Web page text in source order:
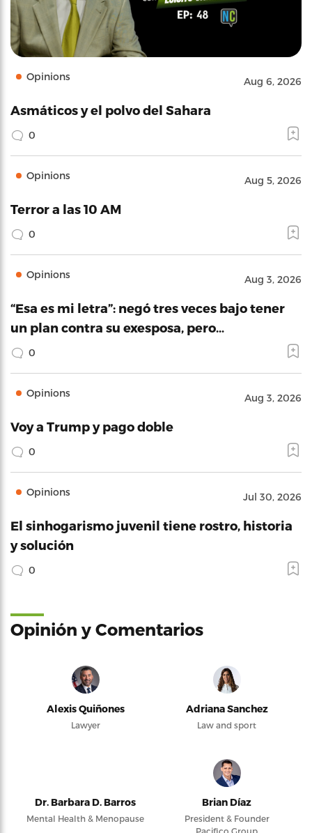
Opinions Aug 6, 2026
Asmáticos y el polvo del Sahara
0
Opinions Aug 5, 2026
Terror a las 10 AM
0
Opinions Aug 3, 2026
“Esa es mi letra”: negó tres veces bajo tener
un plan contra su exesposa, pero…
0
Opinions Aug 3, 2026
Voy a Trump y pago doble
0
Opinions Jul 30, 2026
El sinhogarismo juvenil tiene rostro, historia
y solución
0
Opinión y Comentarios
Alexis Quiñones
Lawyer
Adriana Sanchez
Law and sport
Dr. Barbara D. Barros
Mental Health & Menopause
Brian Díaz
President & Founder
Pacifico Group